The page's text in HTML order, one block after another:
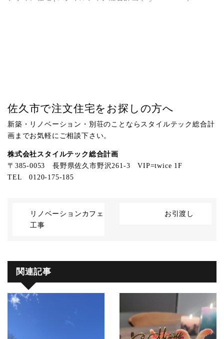
佐久市で注文住宅をお探しの方へ
新築・リノベーション・別荘のことならスタイルテック総合計
画までお気軽にご相談下さい。
株式会社スタイルテック総合計画
〒385-0053 長野県佐久市野沢261-3 VIP=twice 1F
TEL 0120-175-185
リノベーションカフェ
工事
お引渡し
関連記事